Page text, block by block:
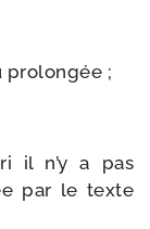
prolongée ;
il n’y a pas
par le texte